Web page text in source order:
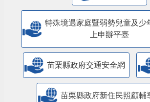
特殊境遇家庭暨弱勢兒童及少
上申辦平臺
苗栗縣政府交通安全網
苗栗縣政府新住民照顧輔